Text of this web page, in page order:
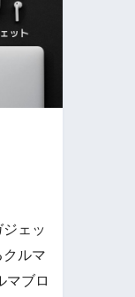
ェッ
クルマ
マブロ